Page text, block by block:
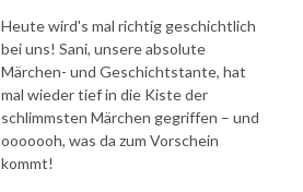
Heute wird's mal richtig geschichtlich
bei uns! Sani, unsere absolute
Märchen- und Geschichtstante, hat
mal wieder tief in die Kiste der
schlimmsten Märchen gegriffen – und
ooooooh, was da zum Vorschein
kommt!